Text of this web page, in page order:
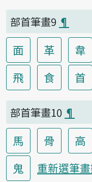
部首筆畫9 ¶
面 革 韋
飛
食 首
部首筆畫10 ¶
馬 骨 高
鬼
重新選筆